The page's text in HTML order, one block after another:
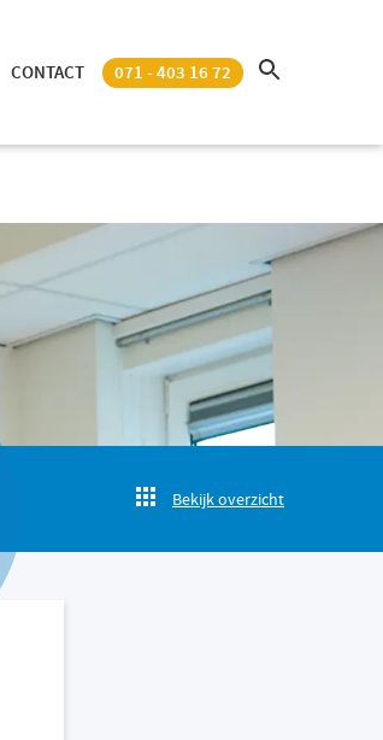
CONTACT 071 - 403 16 72
Bekijk overzicht